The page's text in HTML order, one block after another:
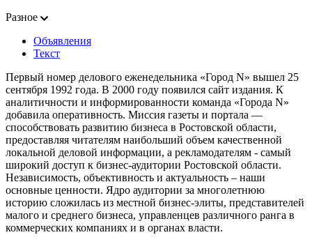
Разное
Объявления
Текст
Первый номер делового еженедельника «Город N» вышел 25
сентября 1992 года. В 2000 году появился сайт издания. К
аналитичности и информированности команда «Города N»
добавила оперативность. Миссия газеты и портала —
способствовать развитию бизнеса в Ростовской области,
предоставляя читателям наибольший объем качественной
локальной деловой информации, а рекламодателям - самый
широкий доступ к бизнес-аудитории Ростовской области.
Независимость, объективность и актуальность – наши
основные ценности. Ядро аудитории за многолетнюю
историю сложилась из местной бизнес-элиты, представителей
малого и среднего бизнеса, управленцев различного ранга в
коммерческих компаниях и в органах власти.